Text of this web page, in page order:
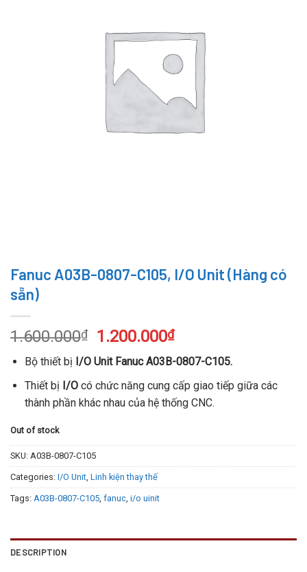
Fanuc A03B-0807-C105, I/O Unit (Hàng có
sẵn)
1.600.000₫
Original
price
was:
1.600.000₫.
1.200.000₫Current
price
is:
1.200.000₫.
Bộ thiết bị I/O Unit Fanuc A03B-0807-C105.
Thiết bị I/Ocó chức năng cung cấp giao tiếp giữa các
thành phần khác nhau của hệ thống CNC.
Out of stock
SKU: A03B-0807-C105
Categories: I/O Unit, Linh kiện thay thế
Tags: A03B-0807-C105, fanuc, i/o uinit
DESCRIPTION